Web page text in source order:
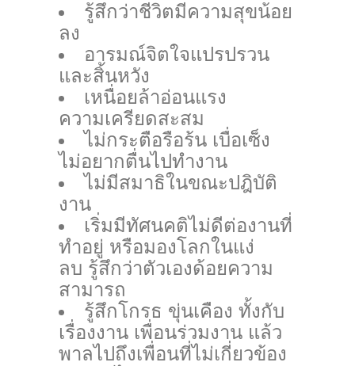
รู้สึกว่าชีวิตมีความสุขน้อย
ลง
อารมณ์จิตใจแปรปรวน
และสิ้นหวัง
เหนื่อยล้าอ่อนแรง
ความเครียดสะสม
ไม่กระตือรือร้น เบื่อเซ็ง
ไม่อยากตื่นไปทำงาน
ไม่มีสมาธิในขณะปฎิบัติ
งาน
เริ่มมีทัศนคติไม่ดีต่องานที่
ทำอยู่ หรือมองโลกในแง่
ลบ รู้สึกว่าตัวเองด้อยความ
สามารถ
รู้สึกโกรธ ขุ่นเคือง ทั้งกับ
เรื่องงาน เพื่อนร่วมงาน แล้ว
พาลไปถึงเพื่อนที่ไม่เกี่ยวข้อง